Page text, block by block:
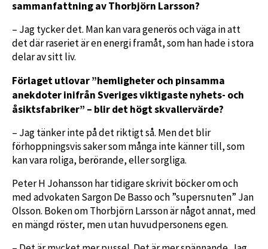
sammanfattning av Thorbjörn Larsson?
– Jag tycker det. Man kan vara generös och väga in att
det där raseriet är en energi framåt, som han hade i stora
delar av sitt liv.
Förlaget utlovar ”hemligheter och pinsamma
anekdoter inifrån Sveriges viktigaste nyhets- och
åsiktsfabriker” – blir det högt skvallervärde?
– Jag tänker inte på det riktigt så. Men det blir
förhoppningsvis saker som många inte känner till, som
kan vara roliga, berörande, eller sorgliga.
Peter H Johansson har tidigare skrivit böcker om och
med advokaten Sargon De Basso och ”supersnuten” Jan
Olsson. Boken om Thorbjörn Larsson är något annat, med
en mängd röster, men utan huvudpersonens egen.